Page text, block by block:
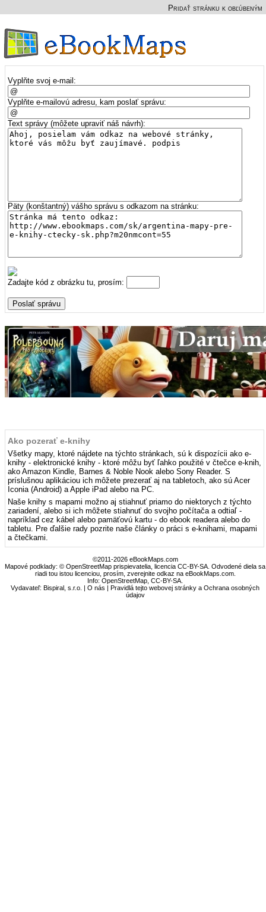
Pridať stránku k obľúbeným
Vyplňte svoj e-mail:
Vyplňte e-mailovú adresu, kam poslať správu:
Text správy (môžete upraviť náš návrh):
Päty (konštantný) vášho správu s odkazom na stránku:
Zadajte kód z obrázku tu, prosím:
Ako pozerať e-knihy
Všetky mapy, ktoré nájdete na týchto stránkach, sú k dispozícii ako e-
knihy - elektronické knihy - ktoré môžu byť ľahko použité v čtečce e-knih,
ako Amazon Kindle, Barnes & Noble Nook alebo Sony Reader. S
príslušnou aplikáciou ich môžete prezerať aj na tabletoch, ako sú Acer
Iconia (Android) a Apple iPad alebo na PC.
Naše knihy s mapami možno aj stiahnuť priamo do niektorych z týchto
zariadení, alebo si ich môžete stiahnuť do svojho počítača a odtiaľ -
napríklad cez kábel alebo pamäťovú kartu - do ebook readera alebo do
tabletu. Pre ďalšie rady pozrite naše články o práci s e-knihami, mapami
a čtečkami.
©2011-2026 eBookMaps.com
Mapové podklady: © OpenStreetMap prispievatelia, licencia CC-BY-SA. Odvodené diela sa
riadi tou istou licenciou, prosím, zverejnite odkaz na eBookMaps.com.
Info:OpenStreetMap ,CC-BY-SA
Vydavateľ: Bispiral, s.r.o. |O nás |Pravidlá tejto webovej stránky a Ochrana osobných
údajov